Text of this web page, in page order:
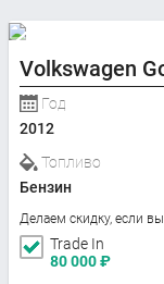
Volkswagen
Год
2012
Топливо
Бензин
Делаем скидку, если
Trade In
80 000₽